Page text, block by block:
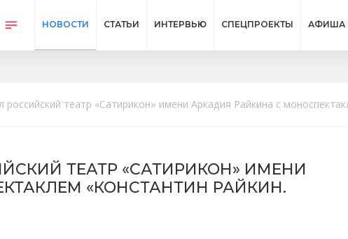
НОВОСТИ СТАТЬИ ИНТЕРВЬЮ СПЕЦПРОЕКТЫ АФИША
российский театр «Сатирикон» имени Аркадия Райкина с
ТЕАТР «САТИРИКОН» ИМЕНИ
«КОНСТАНТИН РАЙКИН.